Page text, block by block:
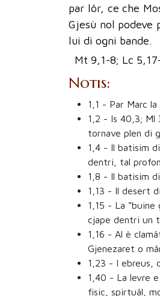
par lôr, ce che
Gjesù nol
lui di ogni bande.
Mt 9,1-8; Lc
Notis:
1,1 - Par Marc
1,2 - Is 40,3; Ml
tornave plen di
1,4 - Il batisim
dentri, tal
1,8 - Il batisim
1,13 - Il desert
1,15 - La “buine
cjape dentri un
1,16 - Al è
Gjenezaret o
1,23 - I ebreus,
1,40 - La levre
fisic, spirtuâl,